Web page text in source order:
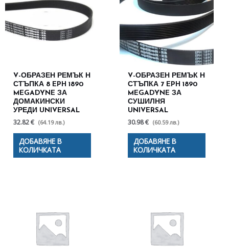
V-ОБРАЗЕН РЕМЪК Н
СТЪПКА 8 EPH 1890
MEGADYNE ЗА
ДОМАКИНСКИ
УРЕДИ UNIVERSAL
32.82 € (64.19 лв.)
ДОБАВЯНЕ В
КОЛИЧКАТА
V-ОБРАЗЕН РЕМЪК Н
СТЪПКА 7 EPH 1890
MEGADYNE ЗА
СУШИЛНЯ
UNIVERSAL
30.98 € (60.59 лв.)
ДОБАВЯНЕ В
КОЛИЧКАТА